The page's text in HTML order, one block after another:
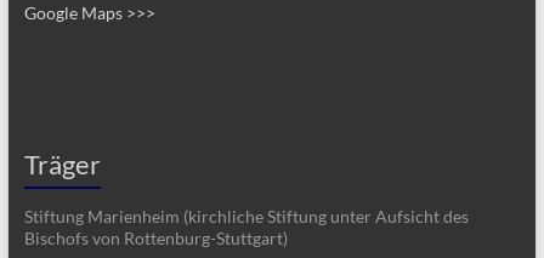
Google Maps >>>
Träger
Stiftung Marienheim (kirchliche Stiftung unter Aufsicht des
Bischofs von Rottenburg-Stuttgart)